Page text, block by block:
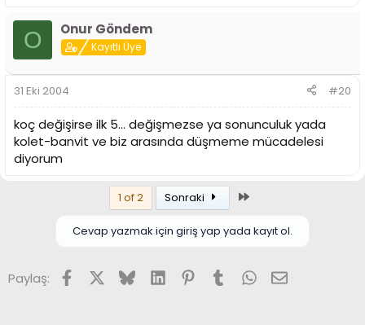
O Onur Göndem
Kayıtlı Üye
31 Eki 2004 #20
koç değişirse ilk 5... değişmezse ya sonunculuk yada
kolet-banvit ve biz arasında düşmeme mücadelesi
diyorum
1 of 2 Sonraki
Cevap yazmak için giriş yap yada kayıt ol.
Paylaş: FacebookX (Twitter)
BlueskyLinkedInPinterest
TumblrWhatsApp
E-posta